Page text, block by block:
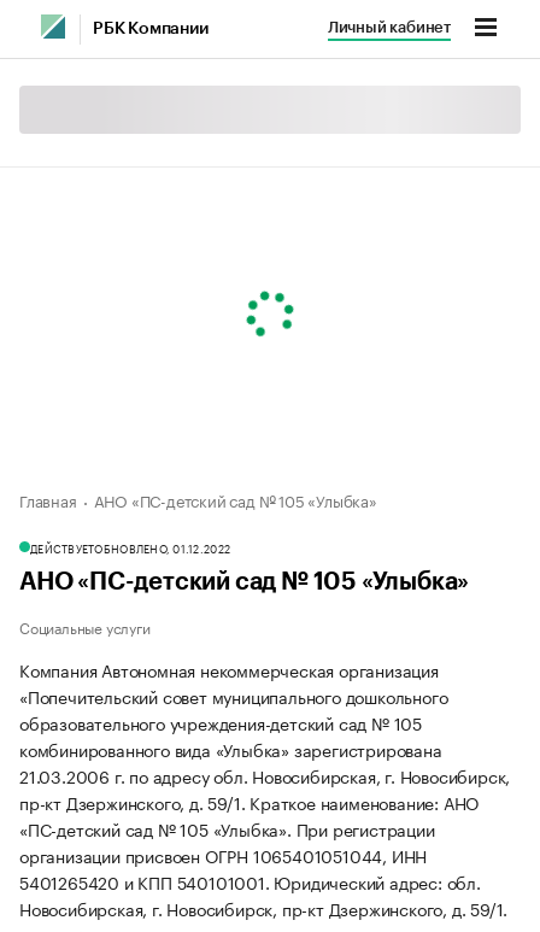
РБК Компании Личный кабинет
Главная АНО «ПС-детский сад № 105 «Улыбка»
ДЕЙСТВУЕТОБНОВЛЕНО, 01.12.2022
АНО «ПС-детский сад № 105 «Улыбка»
Социальные услуги
Компания Автономная некоммерческая организация
«Попечительский совет муниципального дошкольного
образовательного учреждения-детский сад № 105
комбинированного вида «Улыбка» зарегистрирована
21.03.2006 г. по адресу обл. Новосибирская, г. Новосибирск,
пр-кт Дзержинского, д. 59/1. Краткое наименование: АНО
«ПС-детский сад № 105 «Улыбка». При регистрации
организации присвоен ОГРН 1065401051044, ИНН
5401265420 и КПП 540101001. Юридический адрес: обл.
Новосибирская, г. Новосибирск, пр-кт Дзержинского, д. 59/1.